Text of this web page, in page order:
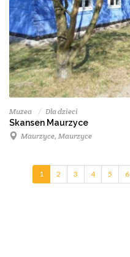
Muzea Dla dzieci
Skansen Maurzyce
Maurzyce, Maurzyce
1 2 3 4 5 6